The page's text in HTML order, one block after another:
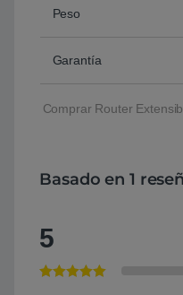
Peso
Garantía
Comprar Router
Basado en 1
5